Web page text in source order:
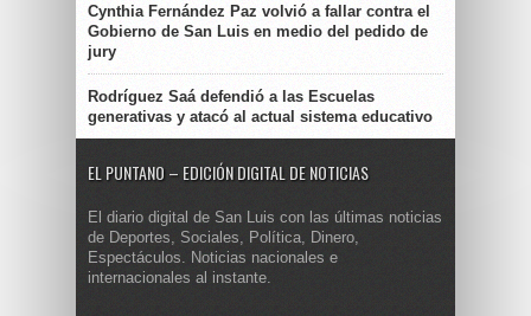
Cynthia Fernández Paz volvió a fallar contra el
Gobierno de San Luis en medio del pedido de
jury
Rodríguez Saá defendió a las Escuelas
generativas y atacó al actual sistema educativo
EL PUNTANO – EDICIÓN DIGITAL DE NOTICIAS
El diario digital de San Luis con las últimas noticias
de Deportes, Sociales, Política, Dinero,
Espectáculos. Noticias nacionales e
internacionales al instante.